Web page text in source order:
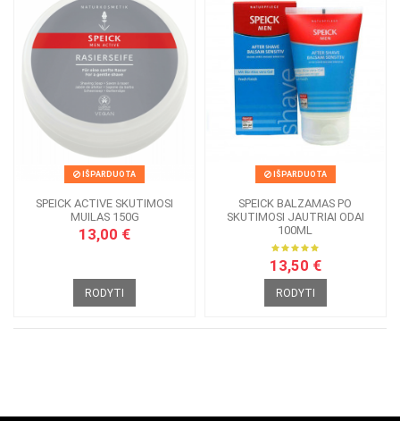
IŠPARDUOTA
SPEICK ACTIVE SKUTIMOSI
MUILAS 150G
13,00 €
RODYTI
IŠPARDUOTA
SPEICK BALZAMAS PO
SKUTIMOSI JAUTRIAI ODAI
100ML
13,50 €
RODYTI